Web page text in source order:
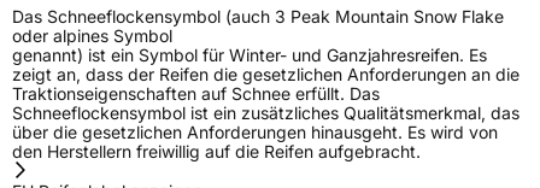
Das Schneeflockensymbol (auch 3 Peak Mountain Snow Flake
oder alpines Symbol
genannt) ist ein Symbol für Winter- und Ganzjahresreifen. Es
zeigt an, dass der Reifen die gesetzlichen Anforderungen an die
Traktionseigenschaften auf Schnee erfüllt. Das
Schneeflockensymbol ist ein zusätzliches Qualitätsmerkmal, das
über die gesetzlichen Anforderungen hinausgeht. Es wird von
den Herstellern freiwillig auf die Reifen aufgebracht.